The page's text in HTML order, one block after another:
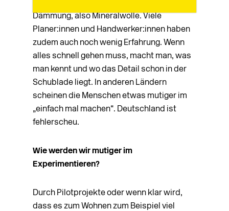
Dämmung, also Mineralwolle. Viele
Planer:innen und Handwerker:innen haben
zudem auch noch wenig Erfahrung. Wenn
alles schnell gehen muss, macht man, was
man kennt und wo das Detail schon in der
Schublade liegt. In anderen Ländern
scheinen die Menschen etwas mutiger im
„einfach mal machen“. Deutschland ist
fehlerscheu.
Wie werden wir mutiger im
Experimentieren?
Durch Pilotprojekte oder wenn klar wird,
dass es zum Wohnen zum Beispiel viel